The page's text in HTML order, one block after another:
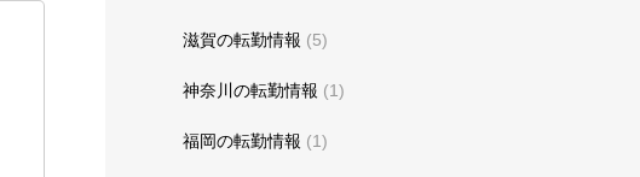
滋賀の転勤情報 (5)
神奈川の転勤情報 (1)
福岡の転勤情報 (1)